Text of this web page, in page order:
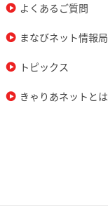
よくあるご質問
まなびネット情報局
トピックス
きゃりあネットとは